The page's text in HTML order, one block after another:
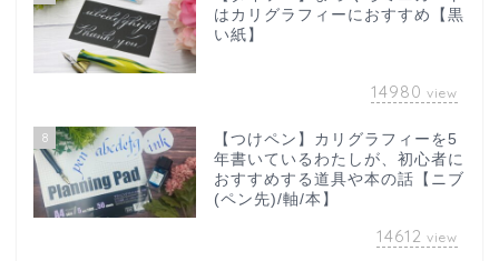
はカリグラフィーにおすすめ【黒
い紙】
14980 view
8
【つけペン】カリグラフィーを5
年書いているわたしが、初心者に
おすすめする道具や本の話【ニブ
(ペン先)/軸/本】
14612 view